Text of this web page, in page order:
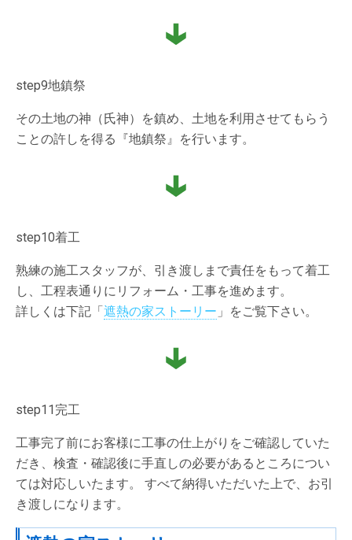
step9地鎮祭
その土地の神（氏神）を鎮め、土地を利用させてもらう
ことの許しを得る『地鎮祭』を行います。
step10着工
熟練の施工スタッフが、引き渡しまで責任をもって着工
し、工程表通りにリフォーム・工事を進めます。
詳しくは下記「 遮熱の家ストーリー 」をご覧下さい。
step11 完工
工事完了前にお客様に工事の仕上がりをご確認していた
だき、検査・確認後に手直しの必要があるところについ
ては対応しいたます。 すべて納得いただいた上で、お引
き渡しになります。